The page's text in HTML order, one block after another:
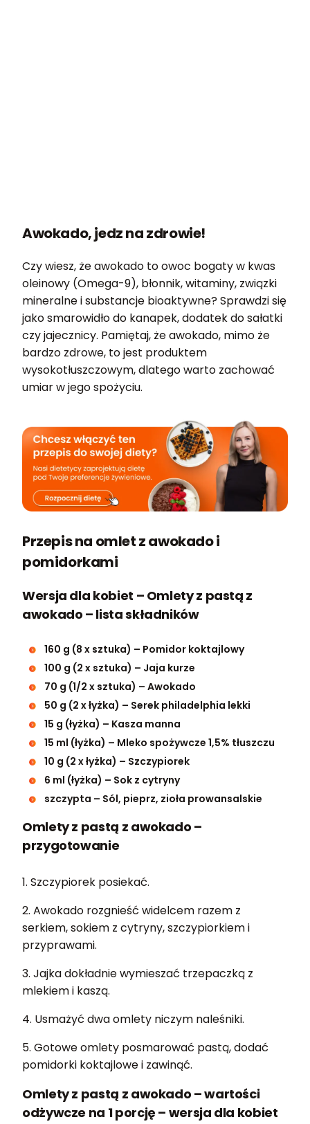
Awokado, jedz na zdrowie!
Czy wiesz, że awokado to owoc bogaty w kwas
oleinowy (Omega-9), błonnik, witaminy, związki
mineralne i substancje bioaktywne? Sprawdzi się
jako smarowidło do kanapek, dodatek do sałatki
czy jajecznicy. Pamiętaj, że awokado, mimo że
bardzo zdrowe, to jest produktem
wysokotłuszczowym, dlatego warto zachować
umiar w jego spożyciu.
Przepis na omlet z awokado i
pomidorkami
Wersja dla kobiet – Omlety z pastą z
awokado – lista składników
160 g (8 x sztuka) – Pomidor koktajlowy
100 g (2 x sztuka) – Jaja kurze
70 g (1/2 x sztuka) – Awokado
50 g (2 x łyżka) – Serek philadelphia lekki
15 g (łyżka) – Kasza manna
15 ml (łyżka) – Mleko spożywcze 1,5% tłuszczu
10 g (2 x łyżka) – Szczypiorek
6 ml (łyżka) – Sok z cytryny
szczypta – Sól, pieprz, zioła prowansalskie
Omlety z pastą z awokado –
przygotowanie
1. Szczypiorek posiekać.
2. Awokado rozgnieść widelcem razem z
serkiem, sokiem z cytryny, szczypiorkiem i
przyprawami.
3. Jajka dokładnie wymieszać trzepaczką z
mlekiem i kaszą.
4. Usmażyć dwa omlety niczym naleśniki.
5. Gotowe omlety posmarować pastą, dodać
pomidorki koktajlowe i zawinąć.
Omlety z pastą z awokado – wartości
odżywcze na 1 porcję – wersja dla kobiet